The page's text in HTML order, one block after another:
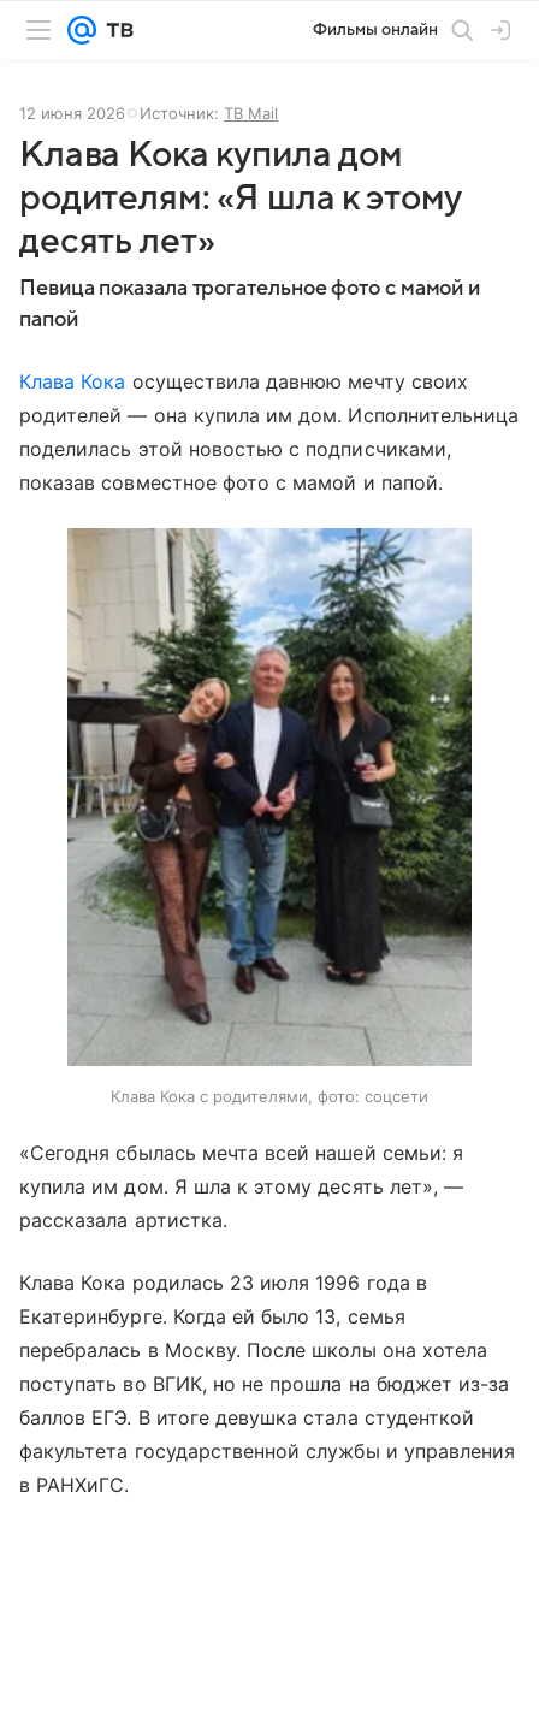
Фильмы онлайн
12 июня 2026 Источник: ТВ Mail
Клава Кока купила дом
родителям: «Я шла к этому
десять лет»
Певица показала трогательное фото с мамой и
папой
Клава Кока осуществила давнюю мечту своих
родителей — она купила им дом. Исполнительница
поделилась этой новостью с подписчиками,
показав совместное фото с мамой и папой.
Клава Кока с родителями, фото: соцсети
«Сегодня сбылась мечта всей нашей семьи: я
купила им дом. Я шла к этому десять лет», —
рассказала артистка.
Клава Кока родилась 23 июля 1996 года в
Екатеринбурге. Когда ей было 13, семья
перебралась в Москву. После школы она хотела
поступать во ВГИК, но не прошла на бюджет из-за
баллов ЕГЭ. В итоге девушка стала студенткой
факультета государственной службы и управления
в РАНХиГС.